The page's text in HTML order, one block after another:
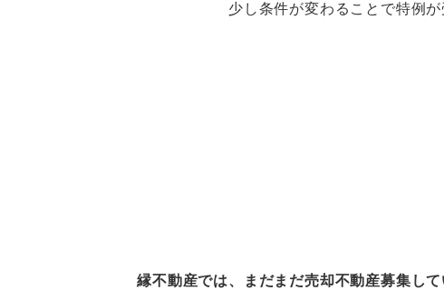
少し条件が変わることで特例
縁不動産では、まだまだ売却不動産募集し